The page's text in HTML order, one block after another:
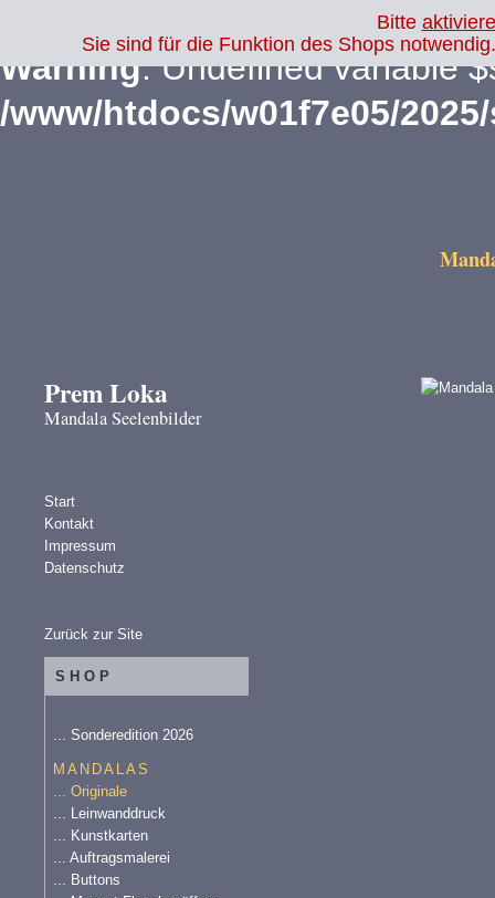
Warning: Undefined variable
/www/htdocs/w01f7e05/
Prem Loka
Mandala Seelenbilder
Start
Kontakt
Impressum
Datenschutz
Zurück zur Site
SHOP
... Sonderedition 2026
MANDALAS
... Originale
... Leinwanddruck
... Kunstkarten
... Auftragsmalerei
... Buttons
Bitte
Sie sind für die Funktion des Shops